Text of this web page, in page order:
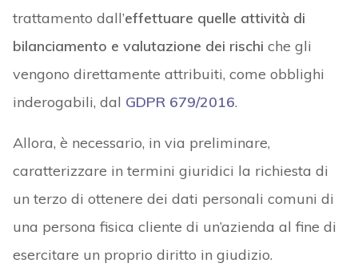
trattamento dall’effettuare quelle attività di
bilanciamento e valutazione dei rischi che gli
vengono direttamente attribuiti, come obblighi
inderogabili, dal GDPR 679/2016.
Allora, è necessario, in via preliminare,
caratterizzare in termini giuridici la richiesta di
un terzo di ottenere dei dati personali comuni di
una persona fisica cliente di un’azienda al fine di
esercitare un proprio diritto in giudizio.